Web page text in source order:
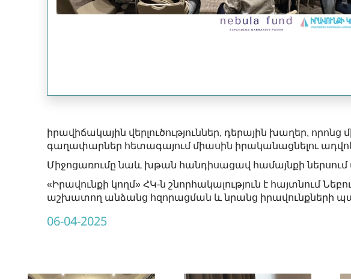
իրավիճակային վերլուծություններ, դերային խաղեր,
գաղափարներ հետագայում միասին իրականացնելու
Միջոցառումը նաև խթան հանդիսացավ համայնքի
«Իրավունքի կողմ» ՀԿ-ն շնորհակալություն է հայտնում
աշխատող անձանց հզորացման և նրանց իրավունքների
06-04-2025